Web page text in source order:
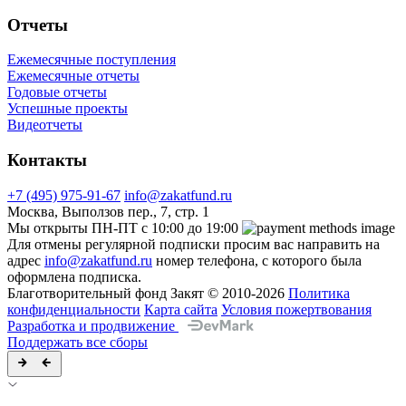
Отчеты
Ежемесячные поступления
Ежемесячные отчеты
Годовые отчеты
Успешные проекты
Видеотчеты
Контакты
+7 (495) 975-91-67 info@zakatfund.ru
Москва, Выползов пер., 7, стр. 1
Мы открыты ПН-ПТ с 10:00 до 19:00
Для отмены регулярной подписки просим вас направить на
адрес info@zakatfund.ru номер телефона, с которого была
оформлена подписка.
Благотворительный фонд Закят © 2010-2026 Политика
конфиденциальности Карта сайта Условия пожертвования
Разработка и продвижение
Поддержать все сборы